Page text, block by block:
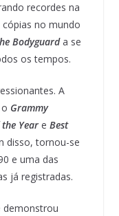
recordes na
no mundo
Bodyguarda se
os tempos.
A
Grammy
Yeare Best
disso, tornou-se
e uma das
já registradas.
demonstrou